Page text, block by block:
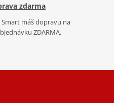
zdarma
Smart máš dopravu na
ZDARMA.